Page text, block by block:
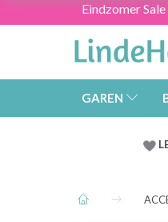
Eindzomer
GAREN